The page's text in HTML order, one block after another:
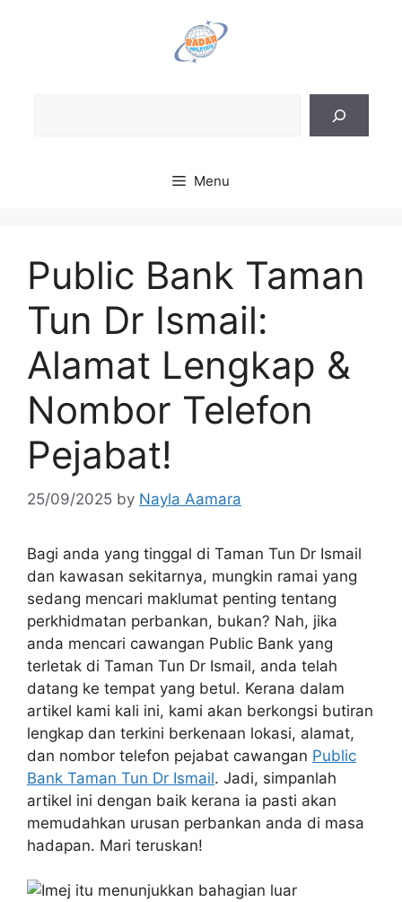
Menu
Public Bank Taman
Tun Dr Ismail:
Alamat Lengkap &
Nombor Telefon
Pejabat!
25/09/2025 by Nayla Aamara
Bagi anda yang tinggal di Taman Tun Dr Ismail
dan kawasan sekitarnya, mungkin ramai yang
sedang mencari maklumat penting tentang
perkhidmatan perbankan, bukan? Nah, jika
anda mencari cawangan Public Bank yang
terletak di Taman Tun Dr Ismail, anda telah
datang ke tempat yang betul. Kerana dalam
artikel kami kali ini, kami akan berkongsi butiran
lengkap dan terkini berkenaan lokasi, alamat,
dan nombor telefon pejabat cawangan Public
Bank Taman Tun Dr Ismail. Jadi, simpanlah
artikel ini dengan baik kerana ia pasti akan
memudahkan urusan perbankan anda di masa
hadapan. Mari teruskan!